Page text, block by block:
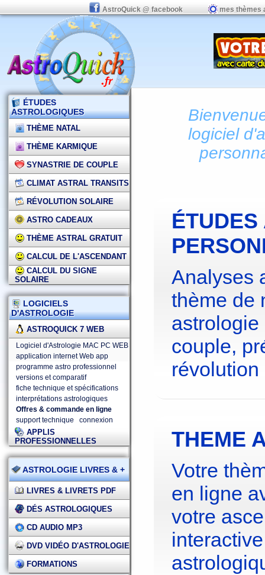
AstroQuick @ facebook mes thèmes
ÉTUDES
ASTROLOGIQUES
THÈME NATAL
THÈME KARMIQUE
SYNASTRIE DE COUPLE
CLIMAT ASTRAL TRANSITS
RÉVOLUTION SOLAIRE
ASTRO CADEAUX
THÈME ASTRAL GRATUIT
CALCUL DE L'ASCENDANT
CALCUL DU SIGNE
SOLAIRE
LOGICIELS
D'ASTROLOGIE
ASTROQUICK 7 WEB
Logiciel d'Astrologie MAC PC WEB
application internet Web app
programme astro professionnel
versions et comparatif
fiche technique et spécifications
interprétations astrologiques
Offres & commande en ligne
support technique
connexion
APPLIS
PROFESSIONNELLES
ASTROLOGIE LIVRES & +
LIVRES & LIVRETS PDF
DÉS ASTROLOGIQUES
CD AUDIO MP3
DVD VIDÉO D'ASTROLOGIE
FORMATIONS
logiciel
Analyses
thème de
couple,
THEME
Votre
en ligne
votre